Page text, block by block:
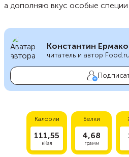
а дополняю вкус особые специи
Константин
читатель и автор Food.ru
Калории
111,55
кКал
Белки
4,68
грамм